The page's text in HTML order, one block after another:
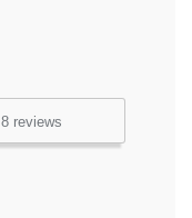
8 reviews